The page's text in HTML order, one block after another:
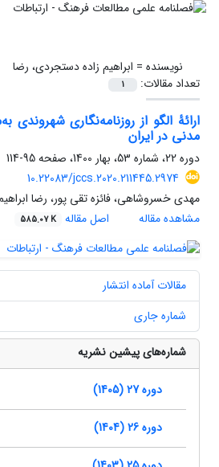
نویسنده = ابراهیم زاده دستجردی، رضا
تعداد مقالات:
1
ارائۀ الگو از روزنامه‌نگاری
مدنی در ایران
دوره 22، شماره 53، بهار 1400، صفحه
95-114
10.22083/jccs.2020.211445.2974
مهدی خسروشاهی، فائزه تقی پور، رضا
مشاهده مقاله
اصل مقاله 585.07 K
مقالات آماده انتشار
شماره جاری
شماره‌های پیشین نشریه
دوره 27 (1405)
دوره 26 (1404)